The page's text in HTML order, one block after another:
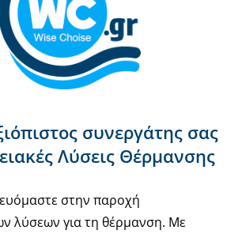
συνεργάτης σας
Λύσεις Θέρμανσης
στην παροχή
λύσεων για τη θέρμανση. Με